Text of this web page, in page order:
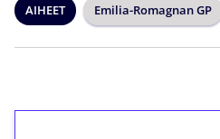
AIHEET Emilia-Romagnan GP